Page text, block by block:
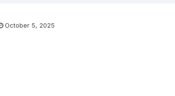
October 5, 2025